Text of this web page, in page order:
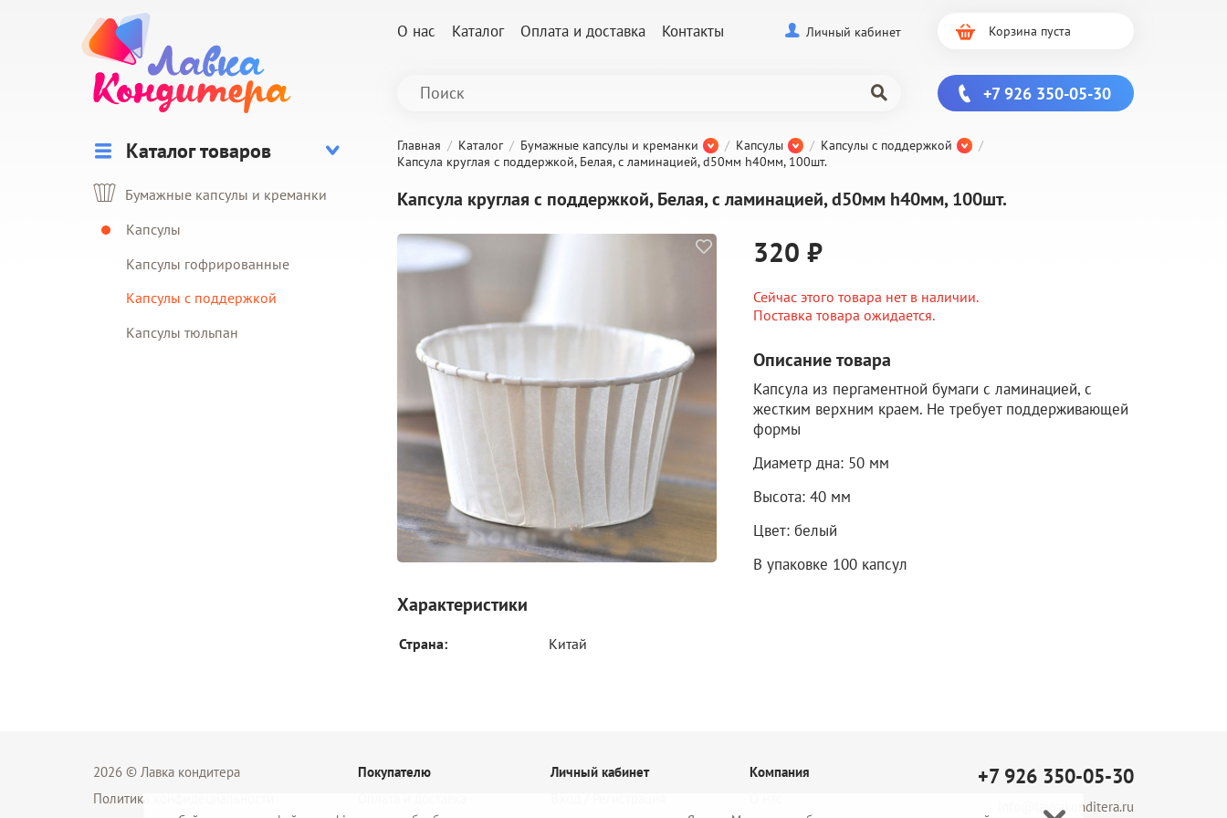
О нас Каталог Оплата и доставка Контакты Личный кабинет Корзина пуста
+7 926 350-05-30
Бумажные капсулы и креманки
Капсулы
Капсулы гофрированные
Капсулы с поддержкой
Капсулы тюльпан
Главная Каталог Бумажные капсулы и креманки Капсулы
Капсулы с поддержкой
Капсула круглая с поддержкой, Белая, с ламинацией, d50мм h40мм, 100шт.
Капсула круглая с поддержкой, Белая, с ламинацией, d50мм h40мм, 100шт.
320 ₽
Сейчас этого товара нет в наличии.
Поставка товара ожидается.
Описание товара
Капсула из пергаментной бумаги с ламинацией, с
жестким верхним краем. Не требует поддерживающей
формы
Диаметр дна: 50 мм
Высота: 40 мм
Цвет: белый
В упаковке 100 капсул
Характеристики
Страна: Китай
2026 © Лавка кондитера
Политика конфидециальности
Покупателю
Личный кабинет
Компания
+7 926 350-05-30
info@lavkakonditera.ru